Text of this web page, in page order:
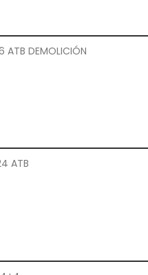
ATB DEMOLICIÓN
ATB